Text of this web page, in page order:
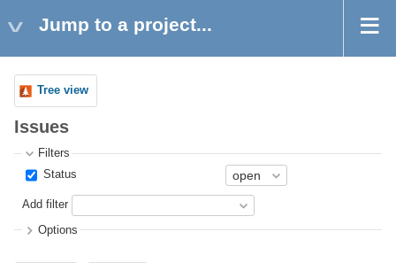
Jump to a project...
Tree view
Issues
Filters
Status
Add filter
Options